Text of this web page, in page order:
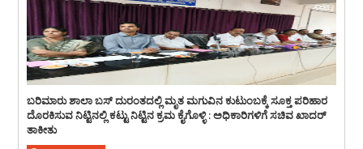
ಬರಿಮಾರು ಶಾಲಾ ಬಸ್ ದುರಂತದಲ್ಲಿ ಮೃತ ಮಗುವಿನ ಕುಟುಂಬಕ್ಕೆ ಸೂಕ್ತ ಪರಿಹಾರ
ದೊರಕಿಸುವ ನಿಟ್ಟಿನಲ್ಲಿ ಕಟ್ಟು ನಿಟ್ಟಿನ ಕ್ರಮ ಕೈಗೊಳ್ಳಿ : ಅಧಿಕಾರಿಗಳಿಗೆ ಸಚಿವ ಖಾದರ್
ತಾಕೀತು